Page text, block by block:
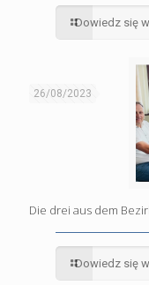
Dowiedz się
26/08/2023
Die drei aus dem
Dowiedz się